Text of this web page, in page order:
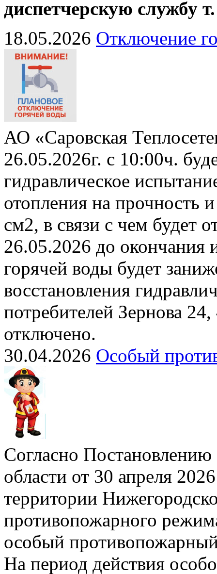
диспетчерскую службу
18.05.2026 Отключение
АО «Саровская
26.05.2026г. с 10:00ч.
гидравлическое
отопления на прочность
см2, в связи с чем будет
26.05.2026 до окончания
горячей воды будет
восстановления
потребителей Зернова
отключено.
30.04.2026 Особый
Согласно
области от 30 апреля
территории
противопожарного
особый
На период действия